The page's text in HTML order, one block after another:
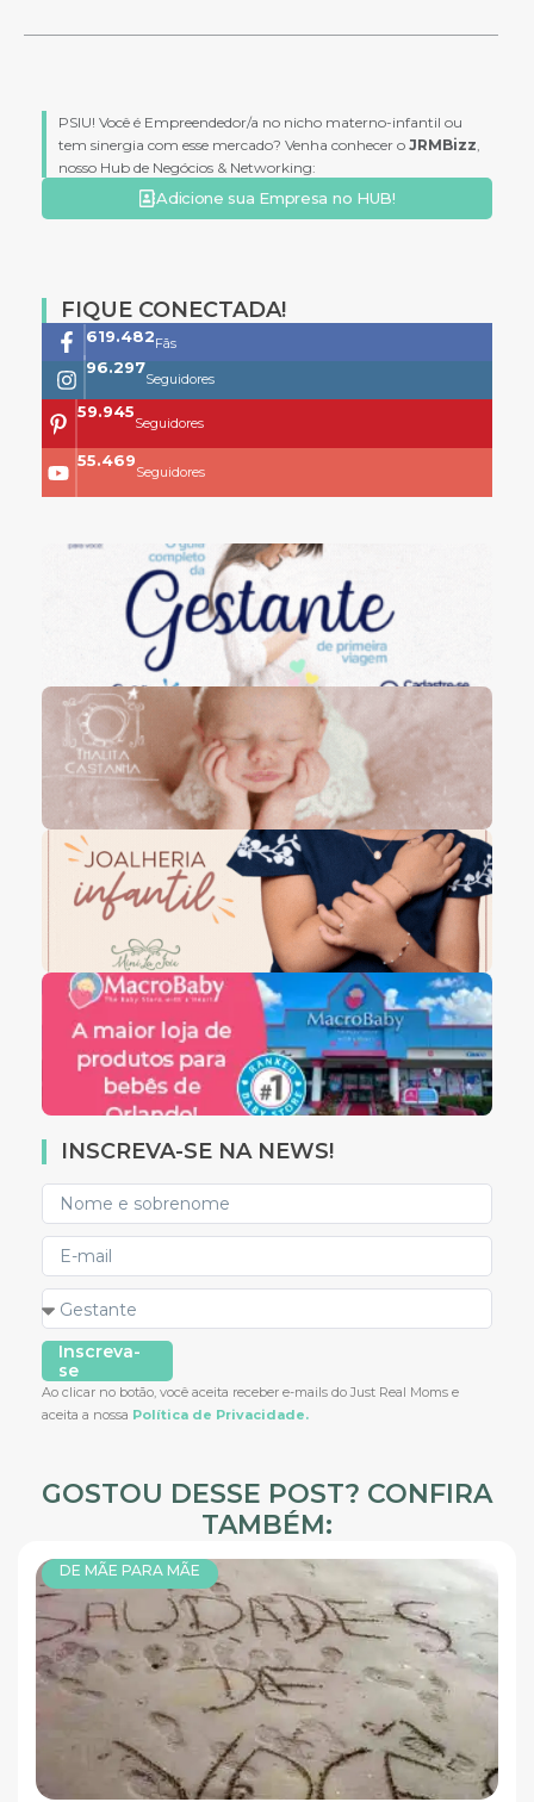
PSIU! Você é Empreendedor/a no nicho materno-infantil ou
tem sinergia com esse mercado? Venha conhecer o JRMBizz,
nosso Hub de Negócios & Networking:
Adicione sua Empresa no HUB!
FIQUE CONECTADA!
761.659Fãs
118.399
Seguidores
73.704
Seguidores
68.200
Seguidores
INSCREVA-SE NA NEWS!
Inscreva-
se
Ao clicar no botão, você aceita receber e-mails do Just Real Moms e
aceita a nossa Política de Privacidade.
GOSTOU DESSE POST? CONFIRA
TAMBÉM:
DE MÃE PARA MÃE